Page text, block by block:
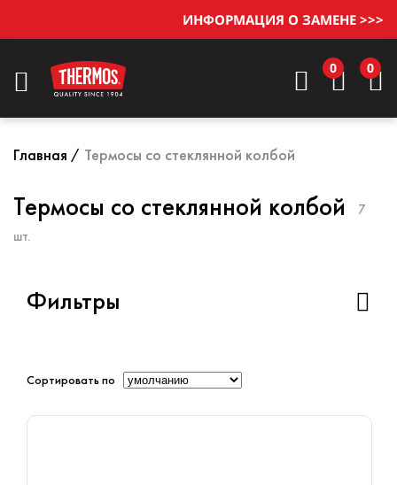
ИНФОРМАЦИЯ О ЗАМЕНЕ >>>
0 0
Главная Термосы со стеклянной колбой
Термосы со стеклянной колбой
7
шт.
Фильтры
Сортировать по